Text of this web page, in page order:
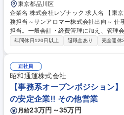
東京都品川区
企業名 株式会社レゾナック 求人名 【東京／品川・天王洲】経理・財務業
務担当～サンアロマー株式会社出向～ 仕事の内容 経理・財務業務全般を
担当。一般会計・経費管理に加え、管理
投資管理、経営陣・株主向け業績報告、
備投資管理、経営陣・株主向け業績報告
業務を担当していただきます。 ＜キャリ
ープ内でのローテーションにより経理経
接業務への異動により、成長の可能性を広げる
【東京／品川・天王洲】経理・財務業務
～
年間休日120日以上 退職金あり 完全週休
正社員
昭和通運株式会社
【事務系オープンポジション
の安定企業!! その他営業
月給23万円～35万円